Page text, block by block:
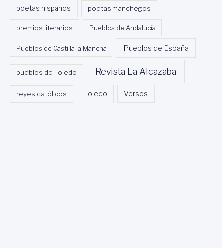
poetas hispanos poetas manchegos
premios literarios Pueblos de Andalucía
Pueblos de Castilla la Mancha Pueblos de España
pueblos de Toledo Revista La Alcazaba
reyes católicos Toledo Versos